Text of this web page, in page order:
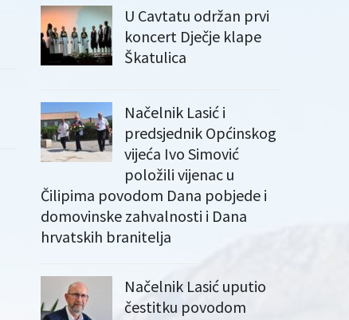
U Cavtatu održan prvi
koncert Dječje klape
Škatulica
Načelnik Lasić i
predsjednik Općinskog
vijeća Ivo Simović
položili vijenac u
Čilipima povodom Dana pobjede i
domovinske zahvalnosti i Dana
hrvatskih branitelja
Načelnik Lasić uputio
čestitku povodom